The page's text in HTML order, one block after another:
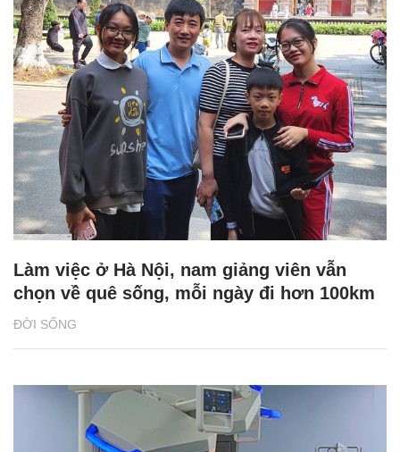
ĐỜI SỐNG
Làm việc ở Hà Nội, nam giảng viên vẫn
chọn về quê sống, mỗi ngày đi hơn 100km